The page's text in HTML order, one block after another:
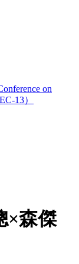
on
13）
×森傑